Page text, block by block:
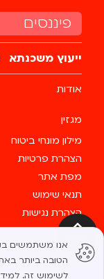
הטובה ביותר
לשימוש זה.
פיננסים
ייעוץ משכנתא
אודות
מגזין
מילון מונחי ביטוח
הצהרת פרטיות
מפת אתר
תנאי שימוש
הצהרת נגישות
צרו קשר
כל